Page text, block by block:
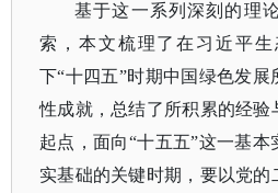
基于这一系列深刻的理
索，本文梳理了在习近平生
下“十四五”时期中国绿色发展
性成就，总结了所积累的经验
起点，面向“十五五”这一基
实基础的关键时期，要以党的